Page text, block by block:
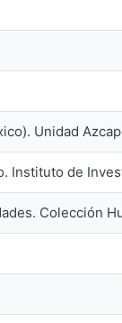
Unidad
Instituto de
Colección